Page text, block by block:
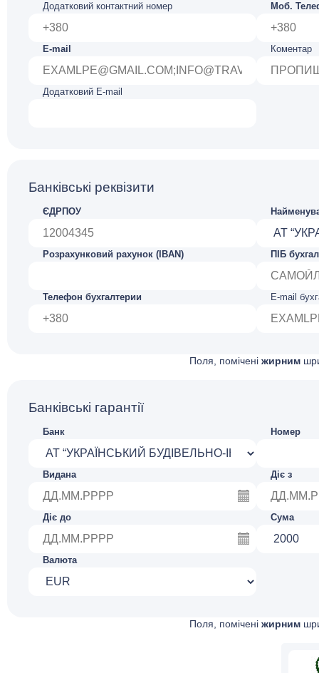
Додатковий контактний номер Моб.
E-mail Коментар
Додатковий E-mail
Банківські реквізити
ЄДРПОУ
Розрахунковий рахунок (IBAN) ПІБ
Телефон бухгалтерии E-mail
Поля, помічені жирним
Банківські гарантії
Банк Номер
Видана Діє з
Діє до Сума
Валюта
Поля, помічені жирним